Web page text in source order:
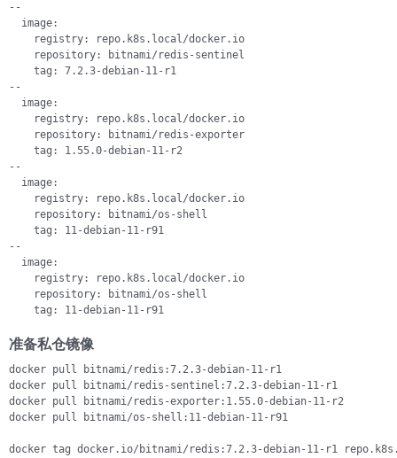
--
  image:
    registry: repo.k8s.local/docker.io
    repository: bitnami/redis-sentinel
    tag: 7.2.3-debian-11-r1
--
  image:
    registry: repo.k8s.local/docker.io
    repository: bitnami/redis-exporter
    tag: 1.55.0-debian-11-r2
--
  image:
    registry: repo.k8s.local/docker.io
    repository: bitnami/os-shell
    tag: 11-debian-11-r91
--
  image:
    registry: repo.k8s.local/docker.io
    repository: bitnami/os-shell
    tag: 11-debian-11-r91
准备私仓镜像
docker pull bitnami/redis:7.2.3-debian-11-r1
docker pull bitnami/redis-sentinel:7.2.3-debian-11-r1
docker pull bitnami/redis-exporter:1.55.0-debian-11-r2
docker pull bitnami/os-shell:11-debian-11-r91
docker tag docker.io/bitnami/redis:7.2.3-debian-11-r1